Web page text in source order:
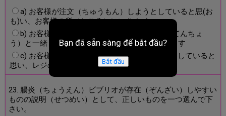
a) お客様が注文（ちゅうもん）しようとしていると思(お
も)い、お客様の所（ところ）にいきま す
b) お客様がクレームしてくると思い、店長（てんちょ
う）と一緒（いっしょ）にお客様のもと に行きます
c) お客様がお会計（かいけい）をお願(ねが)いしていると
思い、レジの所（ところ）で待(ま)ちます
23. 腸炎（ちょうえん）ビブリオが存在（ぞんざい）しやすい
ものの説明（せつめい）として、正しいものを一つ選んで下
さい。
Bạn đã sẵn sàng để bắt đầu?
Bắt đầu